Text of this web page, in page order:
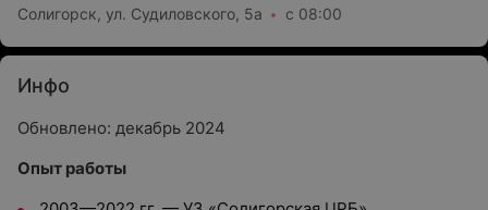
Солигорск, ул. Судиловского, 5а с 08:00
Инфо
Обновлено: декабрь 2024
Опыт работы